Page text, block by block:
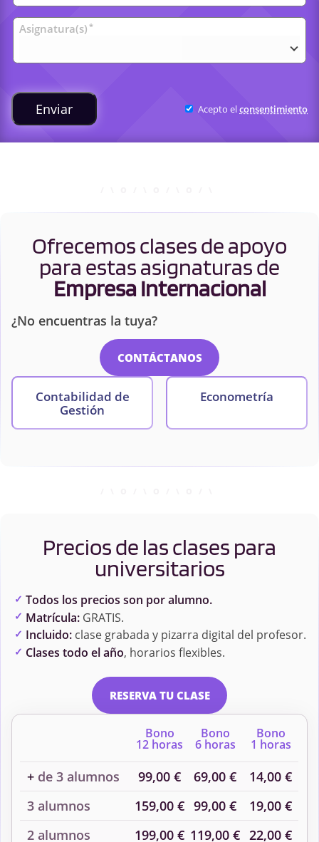
Clases
universitarias
Asignatura(s) *
Enviar Acepto elconsentimiento
Ofrecemos clases de apoyo
para estas asignaturas de
Empresa Internacional
¿No encuentras la tuya?
CONTÁCTANOS
Contabilidad de
Gestión
Econometría
Precios de las clases para
universitarios
Todos los precios son por alumno.
Matrícula:GRATIS.
Incluido:clase grabada y pizarra digital del profesor.
Clases todo el año, horarios flexibles.
RESERVA TU CLASE
Bono
12 horas
Bono
6 horas
Bono
1 horas
+ de 3 alumnos 99,00 € 69,00 €
14,00 €
3 alumnos
159,00 € 99,00 €
19,00 €
2 alumnos
199,00 € 119,00 € 22,00 €